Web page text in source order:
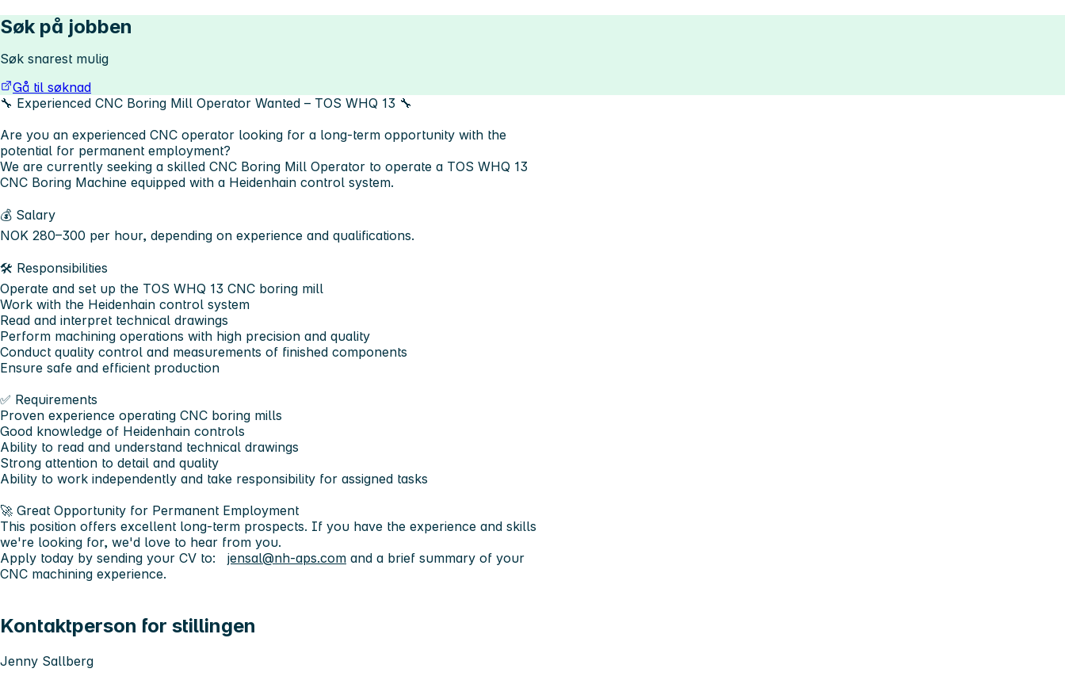
Søk på jobben
Søk snarest mulig
Gå til søknad
🔧 Experienced CNC Boring Mill Operator Wanted – TOS WHQ 13 🔧
Are you an experienced CNC operator looking for a long-term opportunity with the
potential for permanent employment?
We are currently seeking a skilled CNC Boring Mill Operator to operate a TOS WHQ 13
CNC Boring Machine equipped with a Heidenhain control system.
💰 Salary
NOK 280–300 per hour, depending on experience and qualifications.
🛠️ Responsibilities
Operate and set up the TOS WHQ 13 CNC boring mill
Work with the Heidenhain control system
Read and interpret technical drawings
Perform machining operations with high precision and quality
Conduct quality control and measurements of finished components
Ensure safe and efficient production
✅ Requirements
Proven experience operating CNC boring mills
Good knowledge of Heidenhain controls
Ability to read and understand technical drawings
Strong attention to detail and quality
Ability to work independently and take responsibility for assigned tasks
🚀 Great Opportunity for Permanent Employment
This position offers excellent long-term prospects. If you have the experience and skills
we're looking for, we'd love to hear from you.
Apply today by sending your CV to: jensal@nh-aps.com and a brief summary of your
CNC machining experience.
Kontaktperson for stillingen
Jenny Sallberg